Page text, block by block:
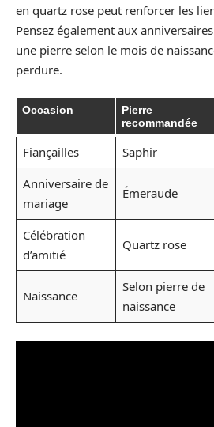
en quartz rose peut renforcer les
Pensez également aux
une pierre selon le mois de
perdure.
Occasion
Pierre
recommandée
Fiançailles Saphir
Anniversaire de
mariage
Émeraude
Célébration
d’amitié
Quartz rose
Naissance
Selon pierre de
naissance